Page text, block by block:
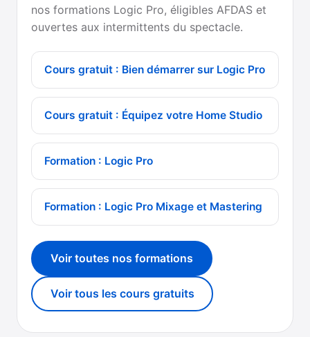
nos formations Logic Pro, éligibles AFDAS et
ouvertes aux intermittents du spectacle.
Cours gratuit : Bien démarrer sur Logic Pro
Cours gratuit : Équipez votre Home Studio
Formation : Logic Pro
Formation : Logic Pro Mixage et Mastering
Voir toutes nos formations
Voir tous les cours gratuits